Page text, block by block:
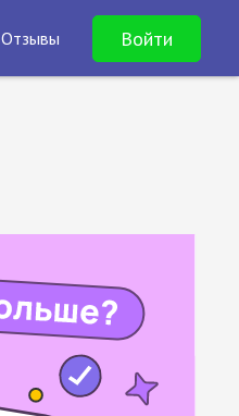
Отзывы Войти